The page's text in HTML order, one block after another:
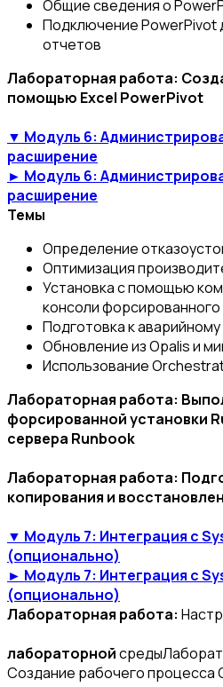
Общие сведения о
Подключение PowerPivot
отчетов
Лабораторная работа:
помощью Excel PowerPivot
▼ Модуль 6:
расширение
► Модуль 6:
расширение
Темы
Определение
Оптимизация
Установка с помощью
консоли
Подготовка к
Обновление из Opalis и
Использование
Лабораторная работа:
форсированной установки
сервера Runbook
Лабораторная работа:
копирования и
▼ Модуль 7: Интеграция с
(опционально)
► Модуль 7: Интеграция с
(опционально)
Лабораторная работа:
лабораторной
Создание рабочего процесса